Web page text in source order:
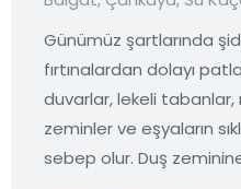
Günümüz şartlarında
fırtınalardan dolayı
duvarlar, lekeli tabanlar,
zeminler ve eşyaların
sebep olur. Duş